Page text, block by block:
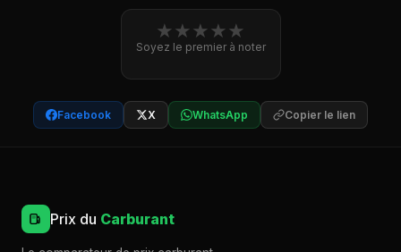
★★★★★
Soyez le premier à noter
Facebook X WhatsApp Copier le lien
Prix du Carburant